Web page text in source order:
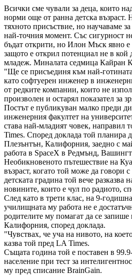
Всички сме чували за деца, които
норми още от ранна детска възраст.
тяхното присъствие, но научаваме
най-точния момент. Със сигурност
бъдат открити, но Илон Мъск явно е
защото е открил потенциал не в кой
младеж. Миналата седмица Кайран
"Ще се присъединя към най-
като софтуерен инженер в
от редките компании, които не
произволен и остарял показател за
Постът е публикуван малко преди
инженерния факултет на
става най-младият човек, направил
Times. Според доклада той планира
Плезънтън, Калифорния, заедно с
работа в SpaceX в Редмънд,
Необикновеното пътешествие на
възраст, когато той може да говори
детската градина той вече разказва
новините, които е чул по радиото,
След като в трети клас, на 9-
училищната му работа не е
родителите му помагат да се
Калифорния, според доклада.
"Чувствах, че уча на нивото, на
казва той пред LA Times.
Същата година той е поставен в
население при тест за
му пред списание BrainGain.